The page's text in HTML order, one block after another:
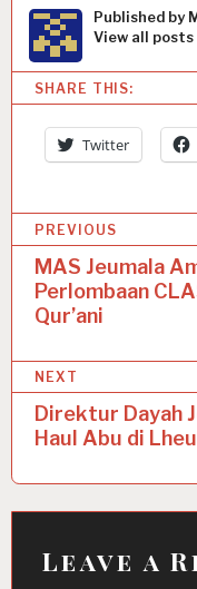
Published by
View all posts
SHARE THIS:
Twitter
o
n
i
g
PREVIOUS
MAS Jeumala
Perlombaan
Qur’ani
NEXT
Direktur Dayah
Haul Abu di
Leave a